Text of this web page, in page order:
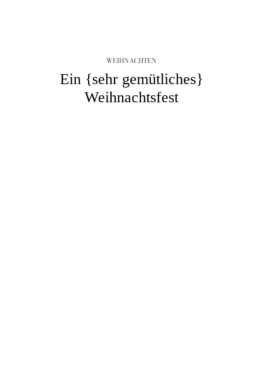
WEIHNACHTEN
Ein {sehr gemütliches}
Weihnachtsfest